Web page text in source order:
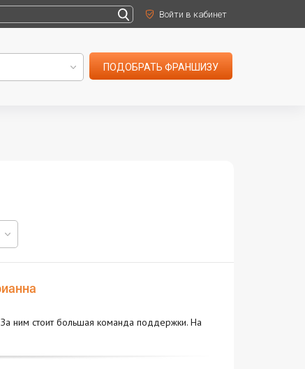
Войти в кабинет
ПОДОБРАТЬ ФРАНШИЗУ
ним стоит большая команда поддержки. На